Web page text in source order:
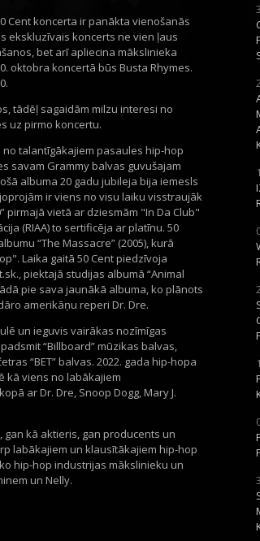
Cent koncerta ir panākta vienošanās
ekskluzīvais koncerts ne vien ļaus
bet arī apliecina mākslinieka
oktobra koncertā būs Busta Rhymes.
tādēļ sagaidām milzu interesi no
uz pirmo koncertu.
talantīgākajiem pasaules hip-hop
savam Grammy balvas guvušajam
albuma 20 gadu jubileja bija iemesls
ir viens no visu laiku visstraujāk
pirmajā vietā ar dziesmām "In Da Club"
(RIAA) to sertificēja ar platīnu. 50
“The Massacre” (2005), kurā
Laika gaitā 50 Cent piedzīvoja
piektajā studijas albumā “Animal
pie sava jaunākā albuma, ko plānots
amerikāņu reperi Dr. Dre.
un ieguvis vairākas nozīmīgas
“Billboard” mūzikas balvas,
“BET” balvas. 2022. gada hip-hopa
kā viens no labākajiem
ar Dr. Dre, Snoop Dogg, Mary J.
kā aktieris, gan producents un
labākajiem un klausītākajiem hip-hop
hip-hop industrijas mākslinieku un
un Nelly.